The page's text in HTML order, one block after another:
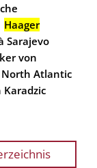
Haager
Sarajevo
von
North Atlantic
Karadzic